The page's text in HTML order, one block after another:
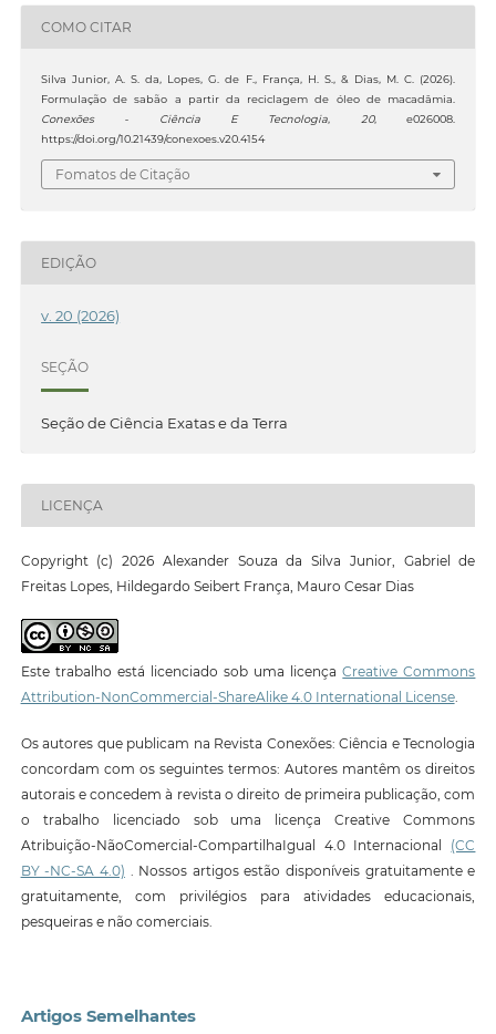
COMO CITAR
Silva Junior, A. S. da, Lopes, G. de F., França, H. S., & Dias, M. C. (2026).
Formulação de sabão a partir da reciclagem de óleo de macadâmia.
Conexões - Ciência E Tecnologia, 20, e026008.
https://doi.org/10.21439/conexoes.v20.4154
Fomatos de Citação
EDIÇÃO
v. 20 (2026)
SEÇÃO
Seção de Ciência Exatas e da Terra
LICENÇA
Copyright (c) 2026 Alexander Souza da Silva Junior, Gabriel de
Freitas Lopes, Hildegardo Seibert França, Mauro Cesar Dias
Este trabalho está licenciado sob uma licençaCreative Commons
Attribution-NonCommercial-ShareAlike 4.0 International License.
Os autores que publicam na Revista Conexões: Ciência e Tecnologia
concordam com os seguintes termos: Autores mantêm os direitos
autorais e concedem à revista o direito de primeira publicação, com
o trabalho licenciado sob uma licença Creative Commons
Atribuição-NãoComercial-CompartilhaIgual 4.0 Internacional (CC
BY -NC-SA 4.0) . Nossos artigos estão disponíveis gratuitamente e
gratuitamente, com privilégios para atividades educacionais,
pesqueiras e não comerciais.
Artigos Semelhantes